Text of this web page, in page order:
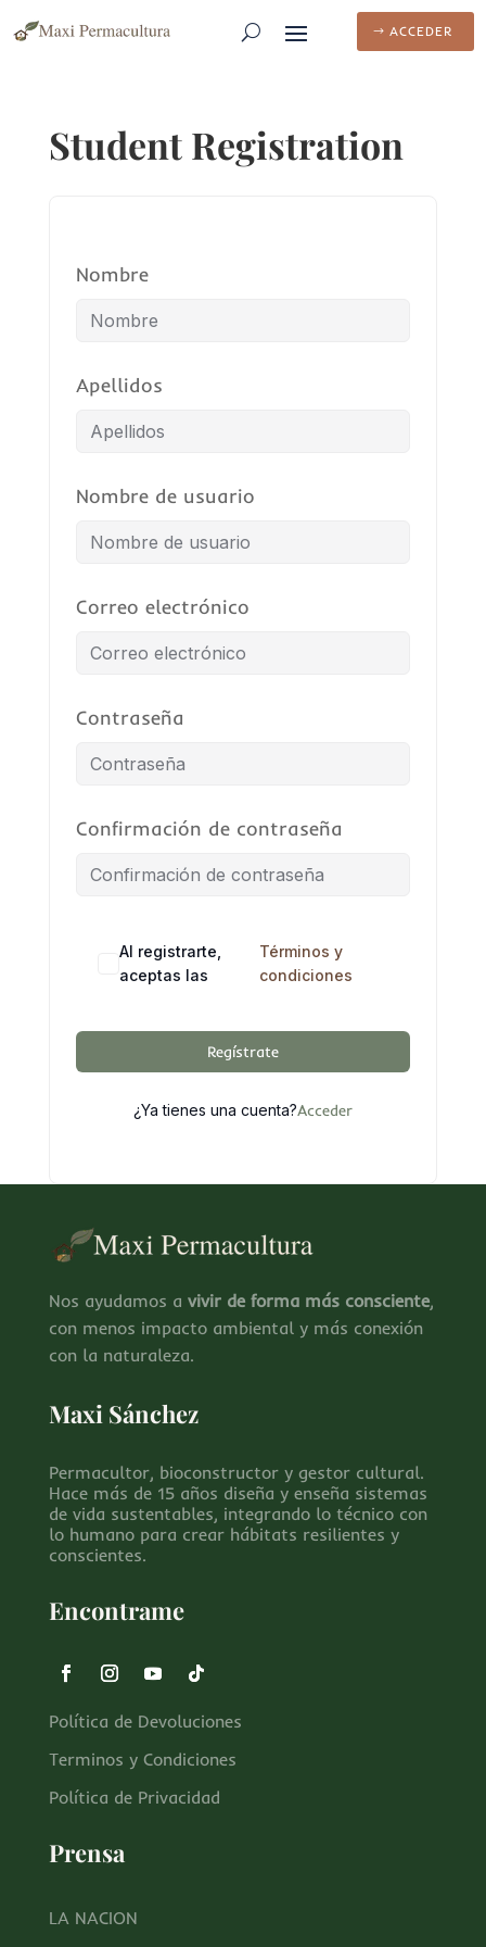
ACCEDER
Student Registration
Nombre
Apellidos
Nombre de usuario
Correo electrónico
Contraseña
Confirmación de contraseña
Al registrarte,
aceptas las
Términos y
condiciones
Regístrate
¿Ya tienes una cuenta?Acceder
Nos ayudamos a vivir de forma más consciente,
con menos impacto ambiental y más conexión
con la naturaleza.
Maxi Sánchez
Permacultor, bioconstructor y gestor cultural.
Hace más de 15 años diseña y enseña sistemas
de vida sustentables, integrando lo técnico con
lo humano para crear hábitats resilientes y
conscientes.
Encontrame
Política de Devoluciones
Terminos y Condiciones
Política de Privacidad
Prensa
LA NACION